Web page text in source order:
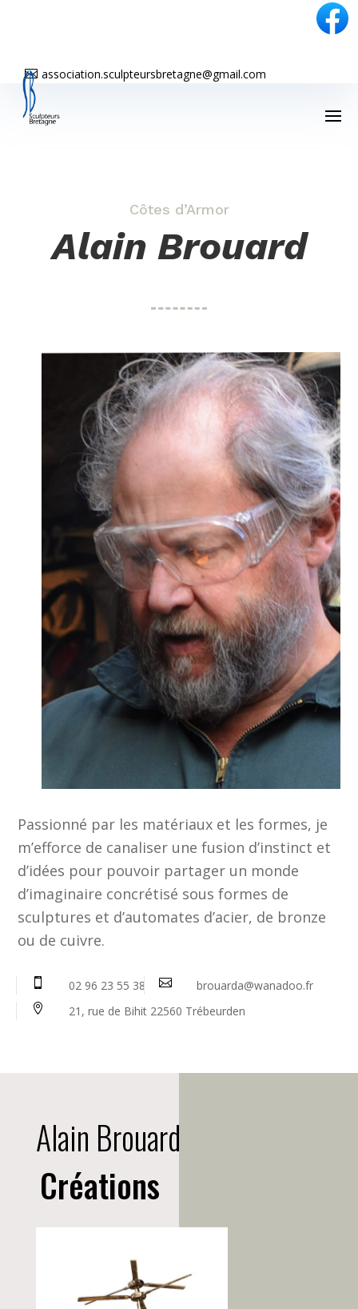
 association.sculpteursbretagne@gmail.com
Côtes d’Armor
Alain Brouard
Passionné par les matériaux et les formes, je
m’efforce de canaliser une fusion d’instinct et
d’idées pour pouvoir partager un monde
d’imaginaire concrétisé sous formes de
sculptures et d’automates d’acier, de bronze
ou de cuivre.
 02 96 23 55 38  brouarda@wanadoo.fr
 21, rue de Bihit 22560 Trébeurden
Alain Brouard
Créations